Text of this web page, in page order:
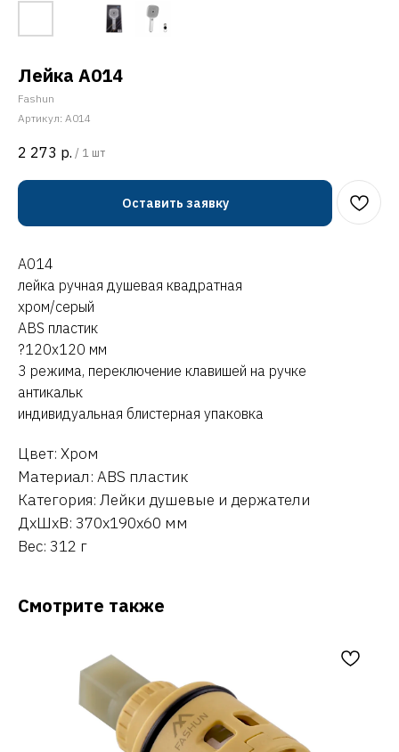
Лейка A014
Fashun
Артикул: A014
2 273 р. / 1 шт
Оставить заявку
A014
лейка ручная душевая квадратная
хром/серый
ABS пластик
?120х120 мм
3 режима, переключение клавишей на ручке
антикальк
индивидуальная блистерная упаковка
Цвет: Хром
Материал: ABS пластик
Категория: Лейки душевые и держатели
ДxШxВ: 370x190x60 мм
Вес: 312 г
Смотрите также